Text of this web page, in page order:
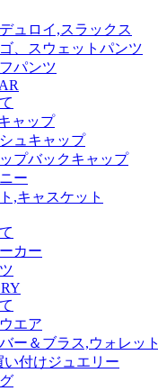
ュロイ,スラックス
、スウェットパンツ
パンツ
ャップ
ュキャップ
プバックキャップ
ー
,キャスケット
カー
エア
ー＆ブラス,ウォレット
付けジュエリー